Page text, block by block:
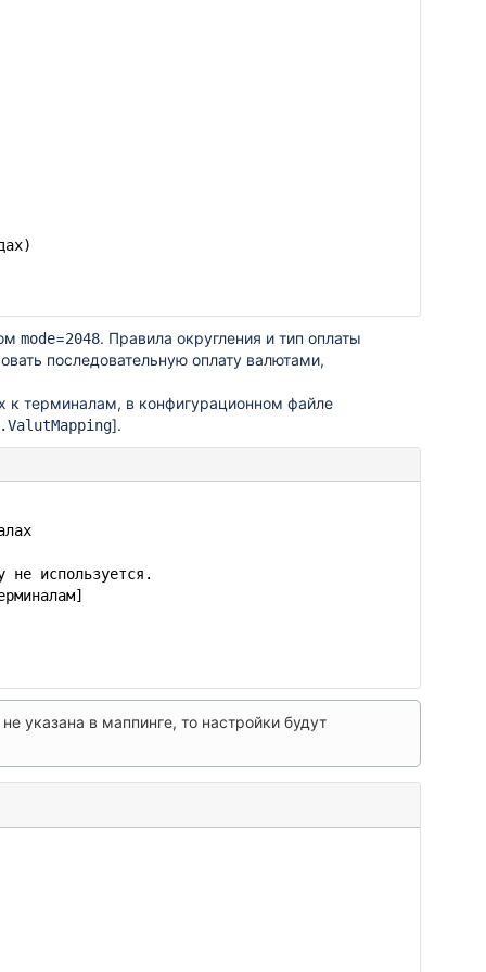
mode=2048. Правила округления и тип оплаты
последовательную оплату валютами,
к терминалам, в конфигурационном файле
].
не используется.
указана в маппинге, то настройки будут